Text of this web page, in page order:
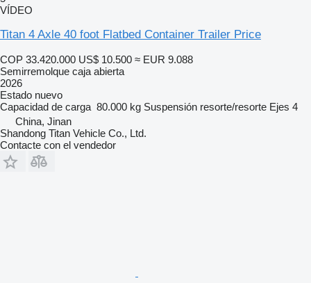
VÍDEO
Titan 4 Axle 40 foot Flatbed Container Trailer Price
COP 33.420.000 US$ 10.500 ≈ EUR 9.088
Semirremolque caja abierta
2026
Estado nuevo
Capacidad de carga 80.000 kg Suspensión resorte/resorte Ejes 4
China, Jinan
Shandong Titan Vehicle Co., Ltd.
Contacte con el vendedor